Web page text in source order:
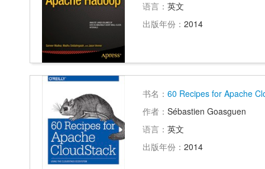
语言： 英文
出版年份： 2014
书名： 60 Recipes for Apache
作者： Sébastien Goasguen
语言： 英文
出版年份： 2014